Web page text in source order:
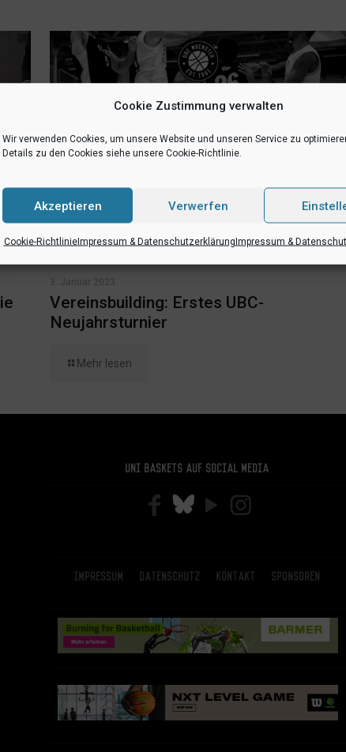
Cookie Zustimmung verwalten
Wir verwenden Cookies, um unsere Website und unseren Service zu
Details zu den Cookies siehe unsere Cookie-Richtlinie.
Akzeptieren Verwerfen
Cookie-RichtlinieImpressum & DatenschutzerklärungImpressum &
3. Januar 2023
Vereinsbuilding: Erstes UBC-
Neujahrsturnier
Mehr lesen
Uni Baskets auf Social Media
Impressum Datenschutz Kontakt Sponsoren